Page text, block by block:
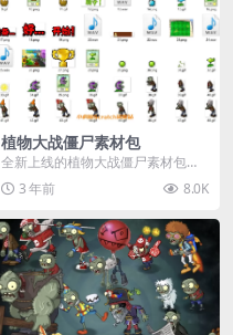
植物大战僵尸素材包
全新上线的植物大战僵尸素材包，
内含48个精选资源，涵盖角色、场
景、音效等多样内容...
3 年前 8.0K